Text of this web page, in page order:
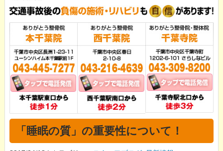
「睡眠の質」の重要性について！